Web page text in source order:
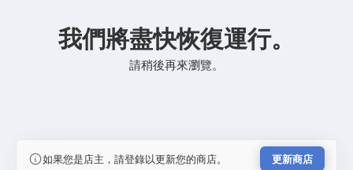
我們將盡快恢復運行。
請稍後再來瀏覽。
如果您是店主，請登錄以更新您的商店。 更新商店